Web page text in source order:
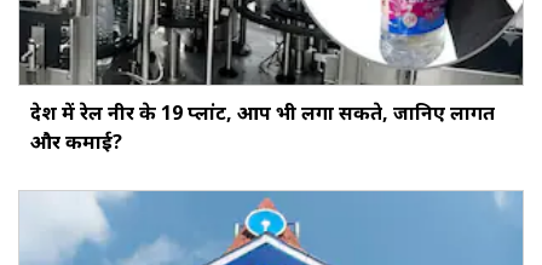
देश में रेल नीर के 19 प्लांट, आप भी लगा सकते, जानिए लागत
और कमाई?